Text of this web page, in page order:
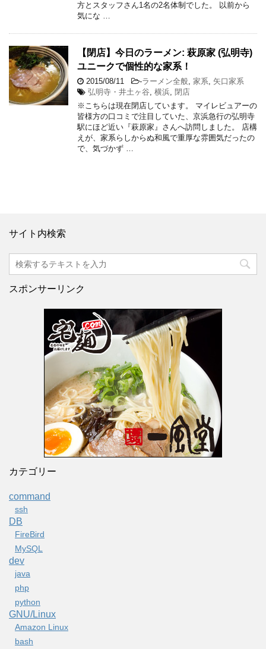
方とスタッフさん1名の2名体制でした。 以前から
気にな …
【閉店】今日のラーメン: 萩原家 (弘明寺)
ユニークで個性的な家系！
2015/08/11 -ラーメン全般, 家系, 矢口家系
弘明寺・井土ヶ谷, 横浜, 閉店
※こちらは現在閉店しています。 マイレビュアーの
皆様方の口コミで注目していた、京浜急行の弘明寺
駅にほど近い『萩原家』さんへ訪問しました。 店構
えが、家系らしからぬ和風で重厚な雰囲気だったの
で、気づかず …
サイト内検索
スポンサーリンク
カテゴリー
command
ssh
DB
FireBird
MySQL
dev
java
php
python
GNU/Linux
Amazon Linux
bash